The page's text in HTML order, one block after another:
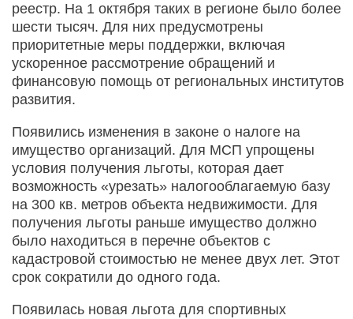
реестр. На 1 октября таких в регионе было более
шести тысяч. Для них предусмотрены
приоритетные меры поддержки, включая
ускоренное рассмотрение обращений и
финансовую помощь от региональных институтов
развития.
Появились изменения в законе о налоге на
имущество организаций. Для МСП упрощены
условия получения льготы, которая дает
возможность «урезать» налогооблагаемую базу
на 300 кв. метров объекта недвижимости. Для
получения льготы раньше имущество должно
было находиться в перечне объектов с
кадастровой стоимостью не менее двух лет. Этот
срок сократили до одного года.
Появилась новая льгота для спортивных